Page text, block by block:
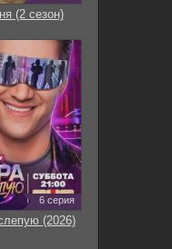
(2 сезон)
6 серия
(2026)